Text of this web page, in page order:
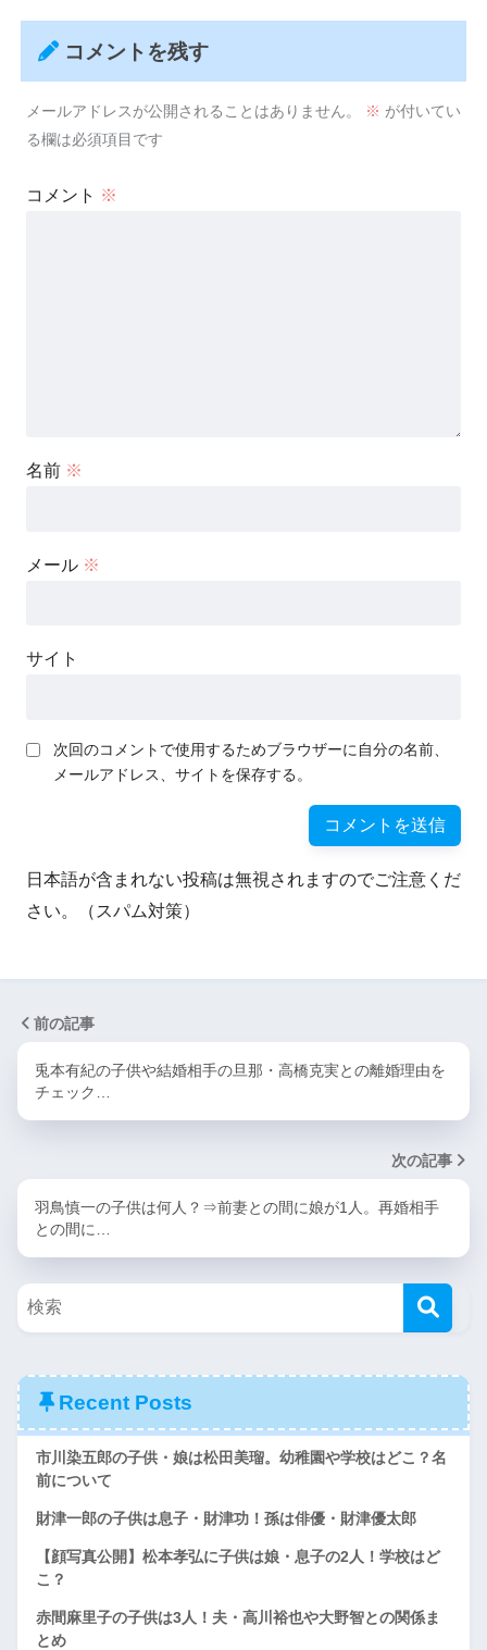
コメントを残す
メールアドレスが公開されることはありません。 ※ が付いてい
る欄は必須項目です
コメント ※
名前 ※
メール ※
サイト
次回のコメントで使用するためブラウザーに自分の名前、
メールアドレス、サイトを保存する。
日本語が含まれない投稿は無視されますのでご注意くだ
さい。（スパム対策）
前の記事
兎本有紀の子供や結婚相手の旦那・高橋克実との離婚理由を
チェック…
次の記事
羽鳥慎一の子供は何人？⇒前妻との間に娘が1人。再婚相手
との間に…
Recent Posts
市川染五郎の子供・娘は松田美瑠。幼稚園や学校はどこ？名
前について
財津一郎の子供は息子・財津功！孫は俳優・財津優太郎
【顔写真公開】松本孝弘に子供は娘・息子の2人！学校はど
こ？
赤間麻里子の子供は3人！夫・高川裕也や大野智との関係ま
とめ